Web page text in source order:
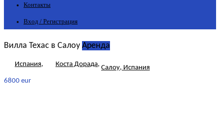
Контакты
Вход / Регистрация
Вилла Техас в Салоу Аренда
Испания, Коста Дорада, Салоу, Испания
6800 eur